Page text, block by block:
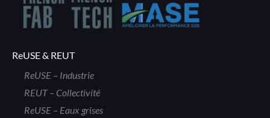
ReUSE & REUT
ReUSE – Industrie
REUT – Collectivité
ReUSE – Eaux grises